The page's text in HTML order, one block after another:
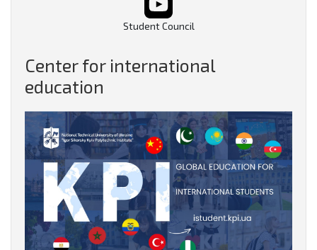
Student Council
Center for international
education